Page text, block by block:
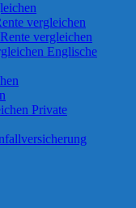
vergleichen
vergleichen
Englische
Private